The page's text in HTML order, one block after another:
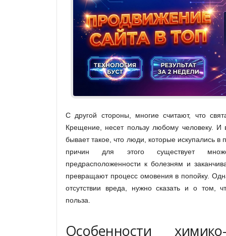
С другой стороны, многие считают, что
Крещение, несет пользу любому человеку.
бывает такое, что люди, которые искупались в
причин для этого существует
предрасположенности к болезням и
превращают процесс омовения в попойку.
отсутствии вреда, нужно сказать и о том,
польза.
Особенности химико-